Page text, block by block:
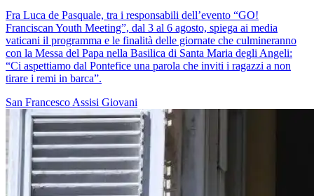
Fra Luca de Pasquale, tra i responsabili dell’evento “GO!
Franciscan Youth Meeting”, dal 3 al 6 agosto, spiega ai media
vaticani il programma e le finalità delle giornate che culmineranno
con la Messa del Papa nella Basilica di Santa Maria degli Angeli:
“Ci aspettiamo dal Pontefice una parola che inviti i ragazzi a non
tirare i remi in barca”.
San Francesco Assisi Giovani